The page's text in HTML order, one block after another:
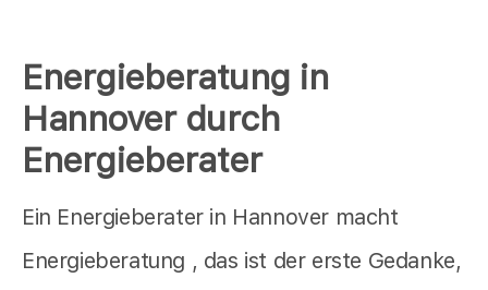
Energieberatung in
Hannover durch
Energieberater
Ein Energieberater in Hannover macht
Energieberatung , das ist der erste Gedanke,